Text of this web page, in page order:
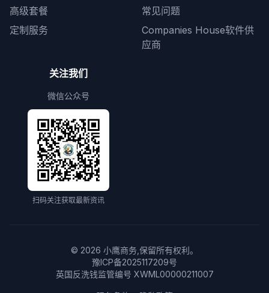
高级套餐
定制服务
常见问题
Companies House软件供
应商
关注我们
微信公众号
扫码关注获取最新资讯
© 2026 小鹰商务,保留所有权利。
豫ICP备2025117209号
英国反洗钱监管编号 XWML00000211007